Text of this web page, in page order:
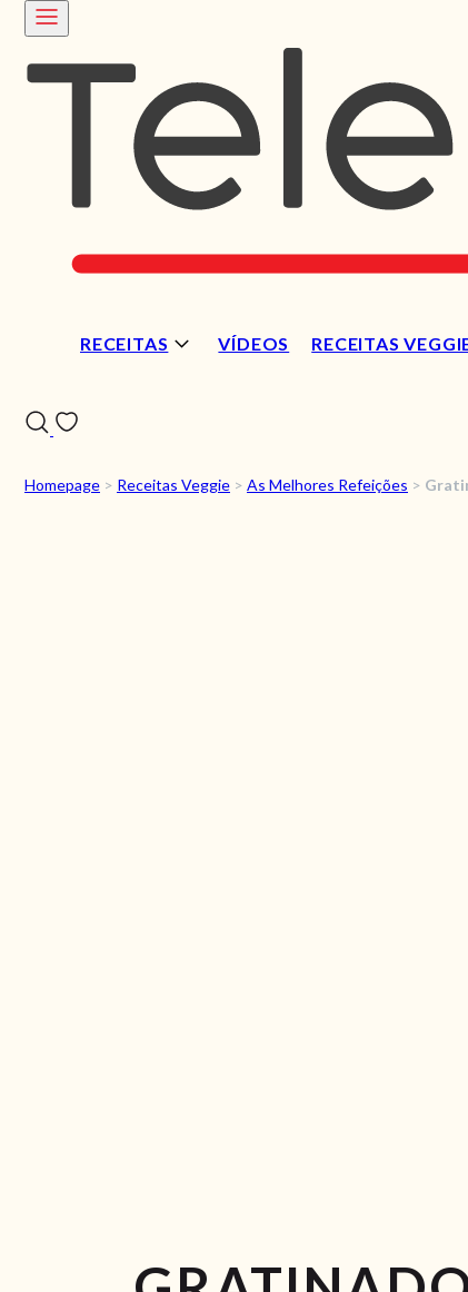
RECEITAS VÍDEOS RECEITAS
Homepage > Receitas Veggie > As Melhores Refeições >